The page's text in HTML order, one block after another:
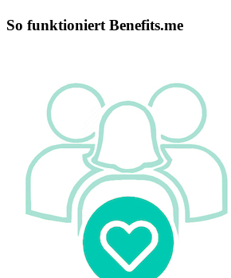
So funktioniert Benefits.me